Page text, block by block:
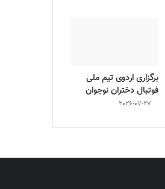
برگزاری اردوی تیم ملی
فوتبال دختران نوجوان
2026-07-27